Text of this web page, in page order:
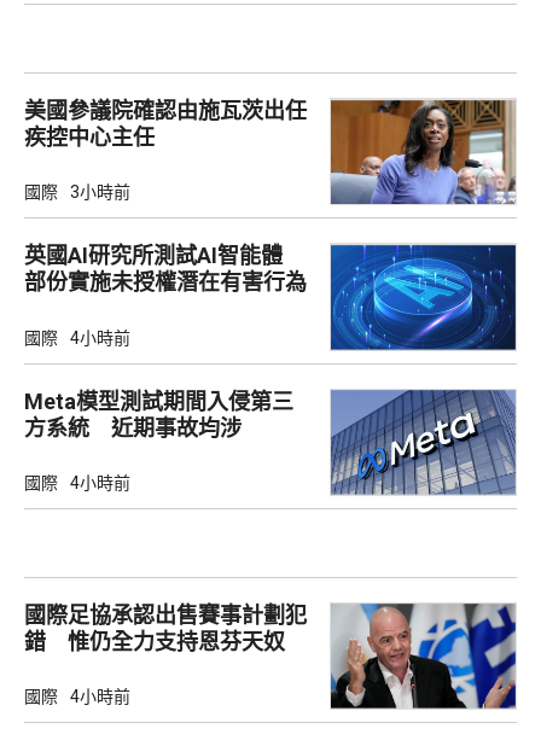
美國參議院確認由施瓦茨出任
疾控中心主任
國際 3小時前
英國AI研究所測試AI智能體
部份實施未授權潛在有害行為
國際 4小時前
Meta模型測試期間入侵第三
方系統 近期事故均涉
國際 4小時前
國際足協承認出售賽事計劃犯
錯 惟仍全力支持恩芬天奴
國際 4小時前